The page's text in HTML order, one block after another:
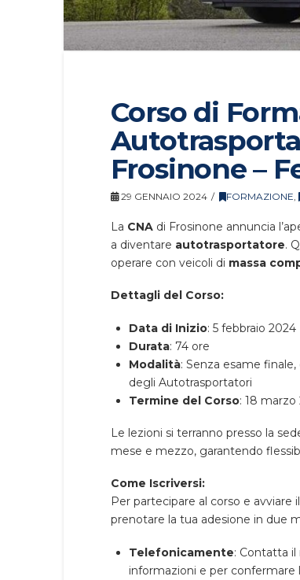
Corso di
Frosinone –
29 GENNAIO 2024 FORMAZIONE,
La CNAdi Frosinone annuncia
a diventare autotrasportatore.
operare con veicoli di massa
Dettagli del Corso:
Data di Inizio: 5 febbraio 2024
Durata: 74 ore
Modalità: Senza esame
degli Autotrasportatori
Termine del Corso: 18 marzo
Le lezioni si terranno presso la
mese e mezzo, garantendo
Come Iscriversi:
Per partecipare al corso e
prenotare la tua adesione in due
Telefonicamente: Contatta
informazioni e per confermare